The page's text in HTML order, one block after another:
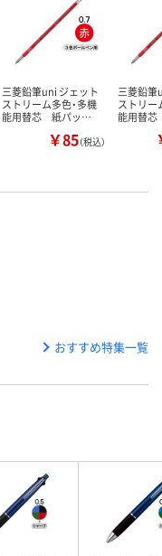
三菱鉛筆uni ジェット
ストリーム多色・多機
能用替芯 紙パッ…
￥85（税込）
三菱鉛筆
ストリー
能用替
おすすめ特集一覧